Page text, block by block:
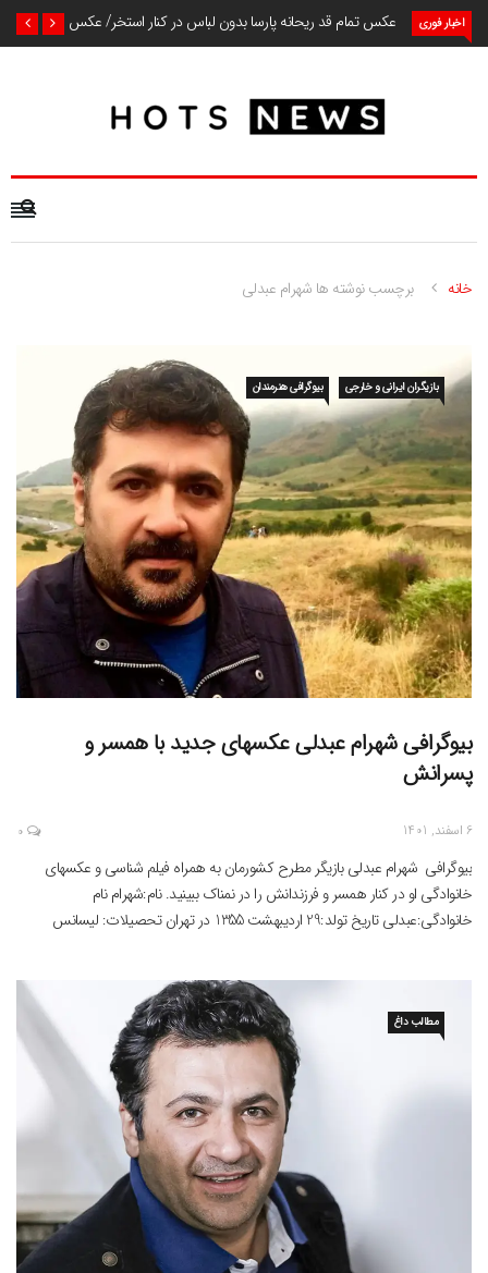
اخبار فوری عکس تمام قد ریحانه پارسا بدون لباس در کنار استخر/ عکس
خانه برچسب نوشته ها شهرام عبدلی
بازیگران ایرانی و خارجی بیوگرافی هنرمندان
بیوگرافی شهرام عبدلی عکسهای جدید با همسر و
پسرانش
6 اسفند, 1401 0
بیوگرافی شهرام عبدلی بازیگر مطرح کشورمان به همراه فیلم شناسی و عکسهای
خانوادگی او در کنار همسر و فرزندانش را در نمناک ببینید. نام:شهرام نام
خانوادگی:عبدلی تاریخ تولد:29 اردیبهشت 1355 در تهران تحصیلات: لیسانس
مطالب داغ